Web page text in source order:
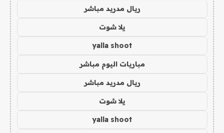
ريال مدريد مباشر
يلا شوت
yalla shoot
مباريات اليوم مباشر
ريال مدريد مباشر
يلا شوت
yalla shoot